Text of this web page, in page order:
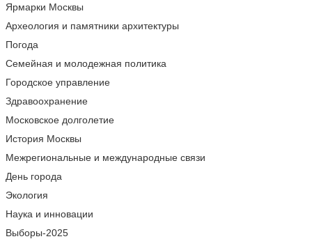
Ярмарки Москвы
Археология и памятники архитектуры
Погода
Семейная и молодежная политика
Городское управление
Здравоохранение
Московское долголетие
История Москвы
Межрегиональные и международные связи
День города
Экология
Наука и инновации
Выборы-2025